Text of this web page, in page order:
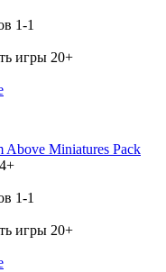
Above Miniatures Pack